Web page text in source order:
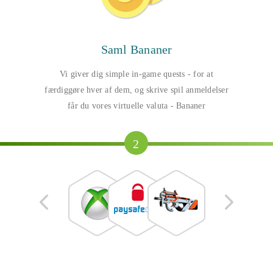
Saml Bananer
Vi giver dig simple in-game quests - for at
færdiggøre hver af dem, og skrive spil anmeldelser
får du vores virtuelle valuta - Bananer
2